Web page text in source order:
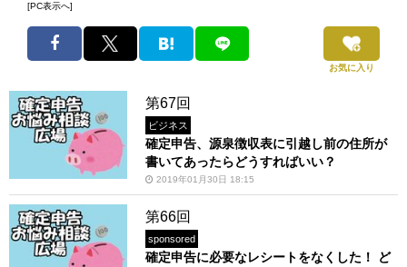
[PC表示へ]
お気に入り
第67回
ビジネス
確定申告、源泉徴収表に引越し前の住所が
書いてあったらどうすればいい？
2019年01月30日 18:15
第66回
sponsored
確定申告に必要なレシートをなくした！ ど